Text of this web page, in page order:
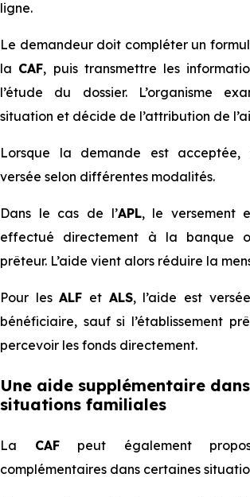
ligne.
Le demandeur doit compléter un
la CAF, puis transmettre les
l’étude du dossier. L’organisme
situation et décide de l’attribution de
Lorsque la demande est acceptée,
versée selon différentes modalités.
Dans le cas de l’APL, le versement
effectué directement à la banque
prêteur. L’aide vient alors réduire la
Pour lesALF et ALS, l’aide est
bénéficiaire, sauf si l’établissement
percevoir les fonds directement.
Une aide supplémentaire
situations familiales
La CAFpeut également
complémentaires dans certaines